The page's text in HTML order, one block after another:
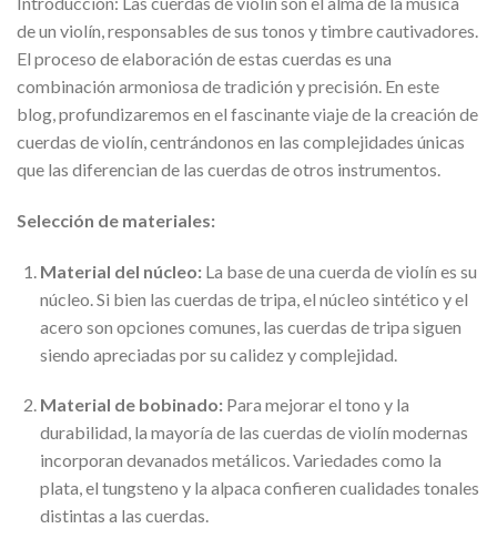
de un violín, responsables de sus tonos y timbre cautivadores.
El proceso de elaboración de estas cuerdas es una
combinación armoniosa de tradición y precisión. En este
blog, profundizaremos en el fascinante viaje de la creación de
cuerdas de violín, centrándonos en las complejidades únicas
que las diferencian de las cuerdas de otros instrumentos.
Selección de materiales:
Material del núcleo:La base de una cuerda de violín es su
núcleo. Si bien las cuerdas de tripa, el núcleo sintético y el
acero son opciones comunes, las cuerdas de tripa siguen
siendo apreciadas por su calidez y complejidad.
Material de bobinado:Para mejorar el tono y la
durabilidad, la mayoría de las cuerdas de violín modernas
incorporan devanados metálicos. Variedades como la
plata, el tungsteno y la alpaca confieren cualidades tonales
distintas a las cuerdas.